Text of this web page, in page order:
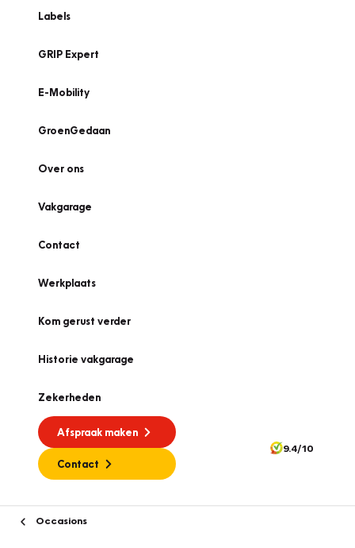
Labels
GRIP Expert
E-Mobility
GroenGedaan
Over ons
Vakgarage
Contact
Werkplaats
Kom gerust verder
Historie vakgarage
Zekerheden
Afspraak maken
Contact
9.4/10
Occasions